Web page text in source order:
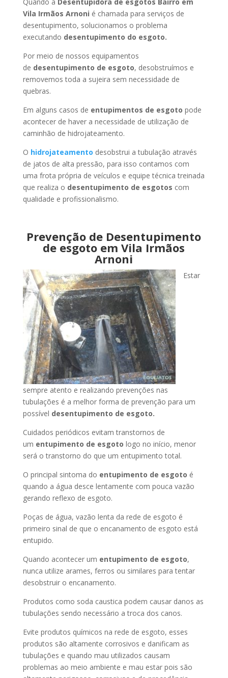
Vila Irmãos Arnoni é chamada para serviços de
desentupimento, solucionamos o problema
executando desentupimento do esgoto.
Por meio de nossos equipamentos
de desentupimento de esgoto, desobstruímos e
removemos toda a sujeira sem necessidade de
quebras.
Em alguns casos de entupimentos de esgoto pode
acontecer de haver a necessidade de utilização de
caminhão de hidrojateamento.
O hidrojateamento desobstrui a tubulação através
de jatos de alta pressão, para isso contamos com
uma frota própria de veículos e equipe técnica treinada
que realiza o desentupimento de esgotos com
qualidade e profissionalismo.
Prevenção de Desentupimento
de esgoto em Vila Irmãos
Arnoni
Estar
sempre atento e realizando prevenções nas
tubulações é a melhor forma de prevenção para um
possível desentupimento de esgoto.
Cuidados periódicos evitam transtornos de
um entupimento de esgoto logo no início, menor
será o transtorno do que um entupimento total.
O principal sintoma do entupimento de esgoto é
quando a água desce lentamente com pouca vazão
gerando reflexo de esgoto.
Poças de água, vazão lenta da rede de esgoto é
primeiro sinal de que o encanamento de esgoto está
entupido.
Quando acontecer um entupimento de esgoto,
nunca utilize arames, ferros ou similares para tentar
desobstruir o encanamento.
Produtos como soda caustica podem causar danos as
tubulações sendo necessário a troca dos canos.
Evite produtos químicos na rede de esgoto, esses
produtos são altamente corrosivos e danificam as
tubulações e quando mau utilizados causam
problemas ao meio ambiente e mau estar pois são